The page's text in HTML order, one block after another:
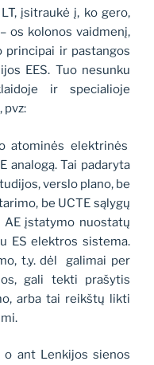
įsitraukė į, ko gero,
os kolonos vaidmenį,
ir pastangos
EES. Tuo nesunku
ir specialioje
pvz:
atominės elektrinės
analogą. Tai padaryta
verslo plano, be
be UCTE sąlygų
AE įstatymo nuostatų
ES elektros sistema.
t.y. dėl
galimai per
gali tekti prašytis
arba tai reikštų likti
o ant Lenkijos sienos